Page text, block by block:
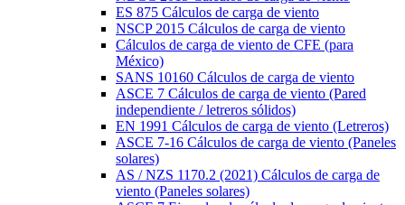
ES 875 Cálculos de carga de viento
NSCP 2015 Cálculos de carga de viento
Cálculos de carga de viento de CFE (para
México)
SANS 10160 Cálculos de carga de viento
ASCE 7 Cálculos de carga de viento (Pared
independiente / letreros sólidos)
EN 1991 Cálculos de carga de viento (Letreros)
ASCE 7-16 Cálculos de carga de viento (Paneles
solares)
AS / NZS 1170.2 (2021) Cálculos de carga de
viento (Paneles solares)